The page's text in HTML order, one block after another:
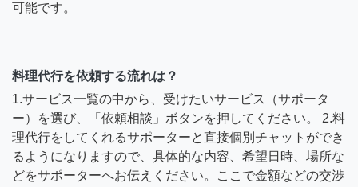
可能です。
料理代行を依頼する流れは？
1.サービス一覧の中から、受けたいサービス（サポータ
ー）を選び、「依頼相談」ボタンを押してください。 2.料
理代行をしてくれるサポーターと直接個別チャットができ
るようになりますので、具体的な内容、希望日時、場所な
どをサポーターへお伝えください。ここで金額などの交渉